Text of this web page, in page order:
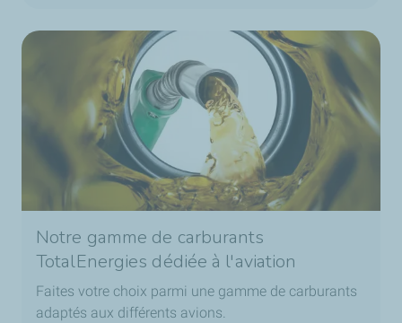
Notre gamme de carburants
TotalEnergies dédiée à l'aviation
Faites votre choix parmi une gamme de carburants
adaptés aux différents avions.